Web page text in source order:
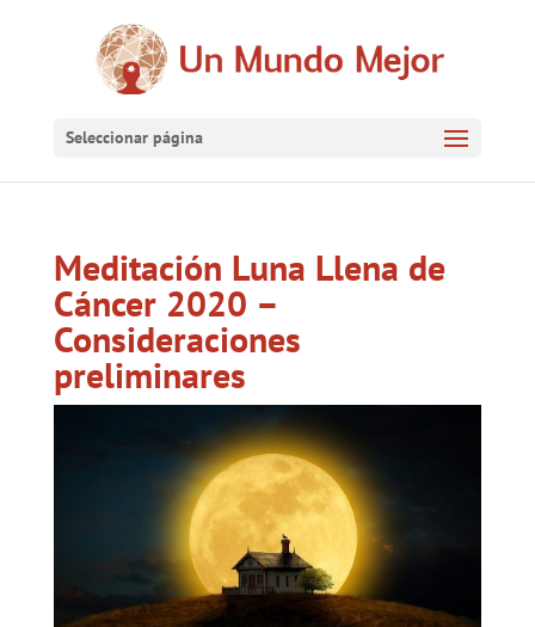
Seleccionar página
Meditación Luna Llena de
Cáncer 2020 –
Consideraciones
preliminares